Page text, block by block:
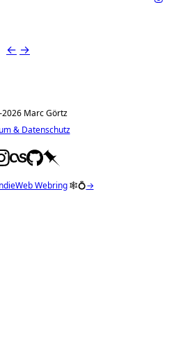
← →
Marc Görtz
& Datenschutz
Webring🕸💍→